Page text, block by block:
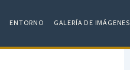
ENTORNO GALERÍA DE IMÁGENES